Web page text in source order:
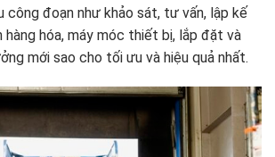
công đoạn như khảo sát, tư vấn, lập kế
hàng hóa, máy móc thiết bị, lắp đặt và
mới sao cho tối ưu và hiệu quả nhất.